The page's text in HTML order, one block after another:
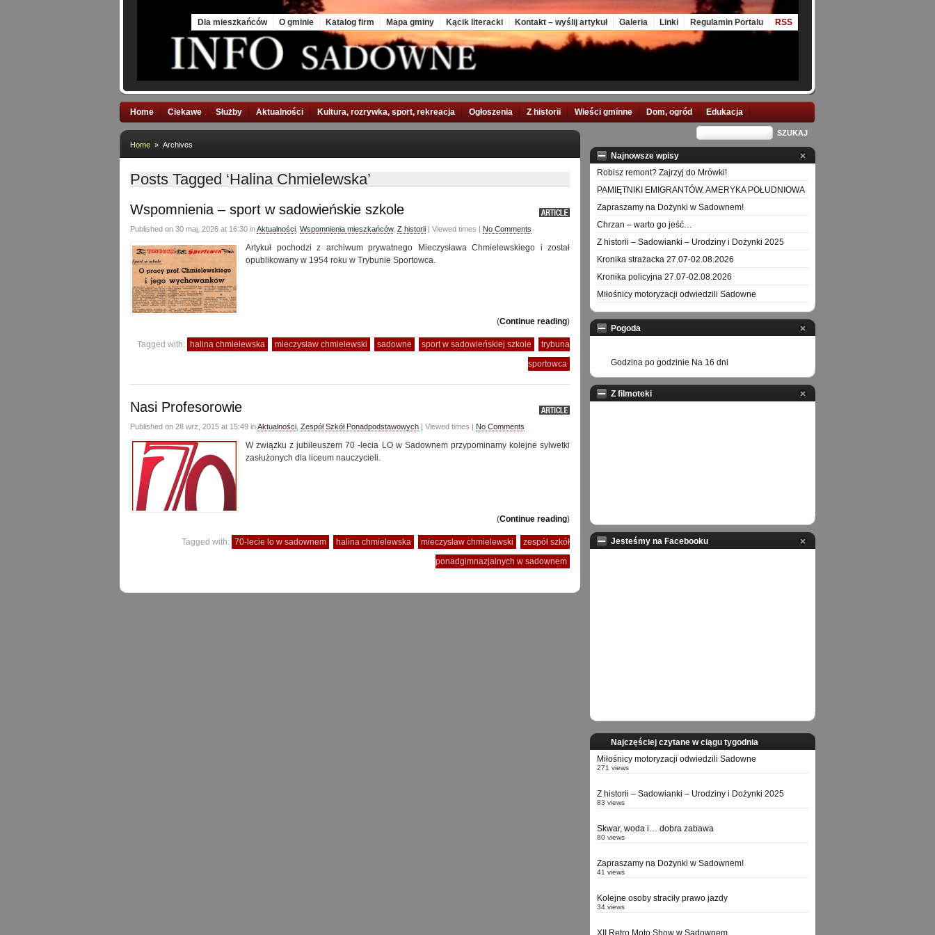
Dla mieszkańców O gminie Katalog firm Mapa gminy Kącik literacki Kontakt – wyślij artykuł Galeria Linki Regulamin Portalu RSS
Home Ciekawe Służby Aktualności Kultura, rozrywka, sport, rekreacja Ogłoszenia Z historii Wieści gminne Dom, ogród Edukacja
Home » Archives
Posts Tagged ‘Halina Chmielewska’
Wspomnienia – sport w sadowieńskie szkole
Published on 30 maj, 2026 at 16:30 inAktualności Wspomnienia mieszkańców, Z historii | Viewed times | No Comments
Artykuł pochodzi z archiwum prywatnego Mieczysława Chmielewskiego i został
opublikowany w 1954 roku w Trybunie Sportowca.
(Continue reading)
Tagged with: halina chmielewska mieczysław chmielewski sadowne sport w sadowieńskiej szkole
trybuna
sportowca
Nasi Profesorowie
Published on 28 wrz, 2015 at 15:49 inAktualności Zespół Szkół Ponadpodstawowych | Viewed times | No Comments
W związku z jubileuszem 70 -lecia LO w Sadownem przypominamy kolejne sylwetki
zasłużonych dla liceum nauczycieli.
(Continue reading)
Tagged with: 70-lecie lo w sadownem halina chmielewska mieczysław chmielewski
zespół szkół
ponadgimnazjalnych w sadownem
Najnowsze wpisy
Robisz remont? Zajrzyj do Mrówki!
PAMIĘTNIKI EMIGRANTÓW. AMERYKA POŁUDNIOWA
Zapraszamy na Dożynki w Sadownem!
Chrzan – warto go jeść…
Z historii – Sadowianki – Urodziny i Dożynki 2025
Kronika strażacka 27.07-02.08.2026
Kronika policyjna 27.07-02.08.2026
Miłośnicy motoryzacji odwiedzili Sadowne
Pogoda
Godzina po godzinie Na 16 dni
Z filmoteki
Jesteśmy na Facebooku
Najczęściej czytane w ciągu tygodnia
Miłośnicy motoryzacji odwiedzili Sadowne
271 views
Z historii – Sadowianki – Urodziny i Dożynki 2025
83 views
Skwar, woda i… dobra zabawa
80 views
Zapraszamy na Dożynki w Sadownem!
41 views
Kolejne osoby straciły prawo jazdy
34 views
XII Retro Moto Show w Sadownem